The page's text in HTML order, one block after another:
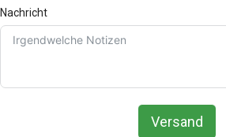
Nachricht
Versand